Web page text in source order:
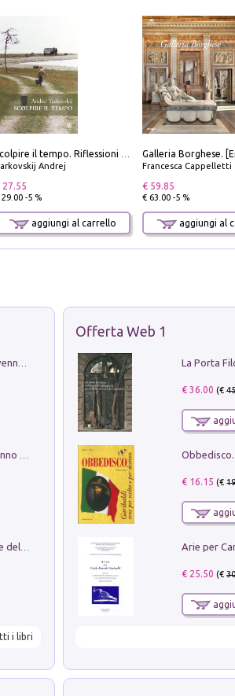
Andrej
27.55
29.00 -5 %
aggiungi al carrello
Francesca Cappelletti
€ 59.85
€ 63.00 -5 %
aggiungi al
Klose dell'altro mondo. Miro il pescatore del goal
i libri
Offerta Web 1
€ 36.00 (€
€ 16.15 (€
€ 25.50 (€